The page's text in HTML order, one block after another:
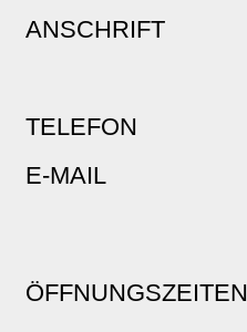
ANSCHRIFT
TELEFON
E-MAIL
ÖFFNUNGSZEITEN